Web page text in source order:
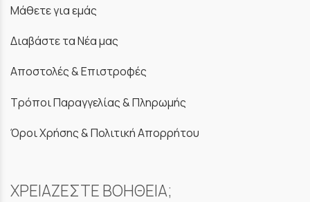
Μάθετε για εμάς
Διαβάστε τα Νέα μας
Αποστολές & Επιστροφές
Τρόποι Παραγγελίας & Πληρωμής
Όροι Χρήσης & Πολιτική Απορρήτου
ΧΡΕΙΑΖΕΣΤΕ ΒΟΗΘΕΙΑ;